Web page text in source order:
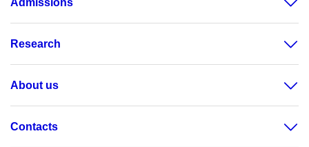
Admissions
Research
About us
Contacts